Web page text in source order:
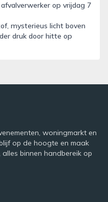
op vrijdag 7
mysterieus licht boven
druk door hitte op
woningmarkt en
op de hoogte en maak
binnen handbereik op